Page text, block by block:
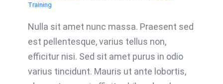
Training
Nulla sit amet nunc massa. Praesent sed
est pellentesque, varius tellus non,
efficitur nisi. Sed sit amet purus in odio
varius tincidunt. Mauris ut ante lobortis,